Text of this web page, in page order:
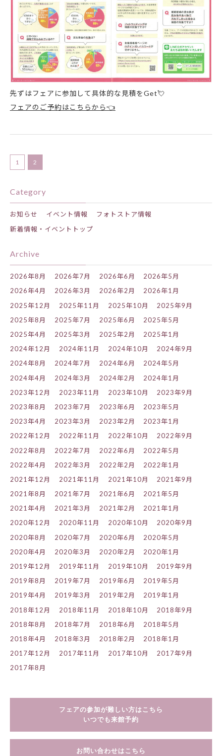
先ずはフェアに参加して具体的な見積をGet💘
フェアのご予約はこちらから👈
1 2
Category
お知らせ イベント情報
フォトストア情報
新着情報・イベントトップ
Archive
2026年8月 2026年7月 2026年6月
2026年5月
2026年4月
2026年3月 2026年2月
2026年1月
2025年12月
2025年11月 2025年10月
2025年9月
2025年8月
2025年7月 2025年6月
2025年5月
2025年4月
2025年3月 2025年2月
2025年1月
2024年12月
2024年11月 2024年10月
2024年9月
2024年8月
2024年7月 2024年6月
2024年5月
2024年4月
2024年3月 2024年2月
2024年1月
2023年12月
2023年11月 2023年10月
2023年9月
2023年8月
2023年7月 2023年6月
2023年5月
2023年4月
2023年3月 2023年2月
2023年1月
2022年12月
2022年11月 2022年10月
2022年9月
2022年8月
2022年7月 2022年6月
2022年5月
2022年4月
2022年3月 2022年2月
2022年1月
2021年12月
2021年11月 2021年10月
2021年9月
2021年8月
2021年7月 2021年6月
2021年5月
2021年4月
2021年3月 2021年2月
2021年1月
2020年12月
2020年11月 2020年10月
2020年9月
2020年8月
2020年7月 2020年6月
2020年5月
2020年4月
2020年3月 2020年2月
2020年1月
2019年12月
2019年11月 2019年10月
2019年9月
2019年8月
2019年7月 2019年6月
2019年5月
2019年4月
2019年3月 2019年2月
2019年1月
2018年12月
2018年11月 2018年10月
2018年9月
2018年8月
2018年7月 2018年6月
2018年5月
2018年4月
2018年3月 2018年2月
2018年1月
2017年12月
2017年11月 2017年10月
2017年9月
2017年8月
フェアの参加が難しい方はこちら
いつでも来館予約
お問い合わせはこちら